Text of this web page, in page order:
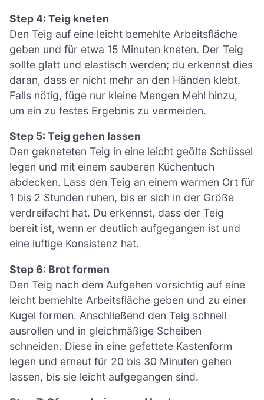
Step 4: Teig kneten
Den Teig auf eine leicht bemehlte Arbeitsfläche
geben und für etwa 15 Minuten kneten. Der Teig
sollte glatt und elastisch werden; du erkennst dies
daran, dass er nicht mehr an den Händen klebt.
Falls nötig, füge nur kleine Mengen Mehl hinzu,
um ein zu festes Ergebnis zu vermeiden.
Step 5: Teig gehen lassen
Den gekneteten Teig in eine leicht geölte Schüssel
legen und mit einem sauberen Küchentuch
abdecken. Lass den Teig an einem warmen Ort für
1 bis 2 Stunden ruhen, bis er sich in der Größe
verdreifacht hat. Du erkennst, dass der Teig
bereit ist, wenn er deutlich aufgegangen ist und
eine luftige Konsistenz hat.
Step 6: Brot formen
Den Teig nach dem Aufgehen vorsichtig auf eine
leicht bemehlte Arbeitsfläche geben und zu einer
Kugel formen. Anschließend den Teig schnell
ausrollen und in gleichmäßige Scheiben
schneiden. Diese in eine gefettete Kastenform
legen und erneut für 20 bis 30 Minuten gehen
lassen, bis sie leicht aufgegangen sind.